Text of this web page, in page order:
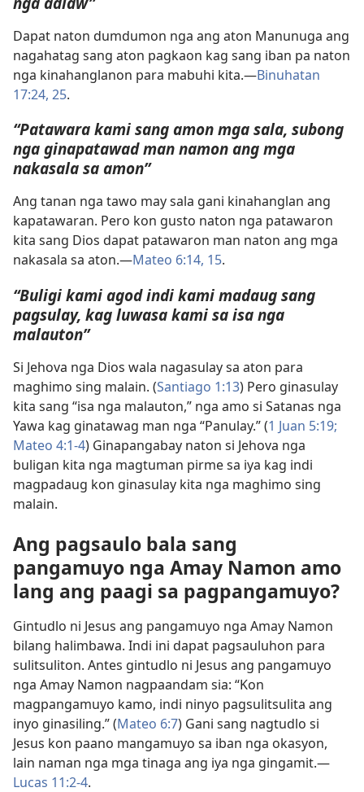
Dapat naton dumdumon nga ang aton Manunuga ang
nagahatag sang aton pagkaon kag sang iban pa naton
nga kinahanglanon para mabuhi kita.—Binuhatan
17:24, 25.
“Patawara kami sang amon mga sala, subong
nga ginapatawad man namon ang mga
nakasala sa amon”
Ang tanan nga tawo may sala gani kinahanglan ang
kapatawaran. Pero kon gusto naton nga patawaron
kita sang Dios dapat patawaron man naton ang mga
nakasala sa aton.—Mateo 6:14, 15.
“Buligi kami agod indi kami madaug sang
pagsulay, kag luwasa kami sa isa nga
malauton”
Si Jehova nga Dios wala nagasulay sa aton para
maghimo sing malain. (Santiago 1:13) Pero ginasulay
kita sang “isa nga malauton,” nga amo si Satanas nga
Yawa kag ginatawag man nga “Panulay.” (1 Juan 5:19;
Mateo 4:1-4) Ginapangabay naton si Jehova nga
buligan kita nga magtuman pirme sa iya kag indi
magpadaug kon ginasulay kita nga maghimo sing
malain.
Ang pagsaulo bala sang
pangamuyo nga Amay Namon amo
lang ang paagi sa pagpangamuyo?
Gintudlo ni Jesus ang pangamuyo nga Amay Namon
bilang halimbawa. Indi ini dapat pagsauluhon para
sulitsuliton. Antes gintudlo ni Jesus ang pangamuyo
nga Amay Namon nagpaandam sia: “Kon
magpangamuyo kamo, indi ninyo pagsulitsulita ang
inyo ginasiling.” (Mateo 6:7) Gani sang nagtudlo si
Jesus kon paano mangamuyo sa iban nga okasyon,
lain naman nga mga tinaga ang iya nga gingamit.—
Lucas 11:2-4.